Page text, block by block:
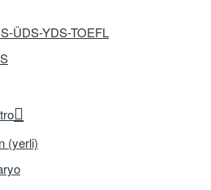
ÜDS-YDS-TOEFL
(yerli)